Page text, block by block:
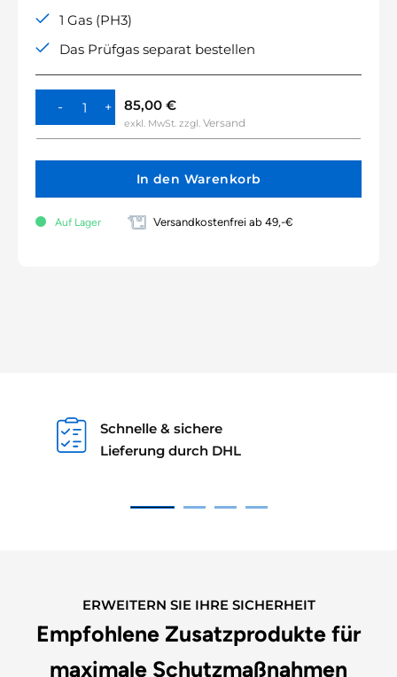
1 Gas (PH3)
Das Prüfgas separat bestellen
In den Warenkorb
85,00 €
exkl. MwSt. zzgl. Versand
Auf Lager Versandkostenfrei ab 49,-€
Schnelle & sichere
Lieferung durch DHL
ERWEITERN SIE IHRE SICHERHEIT
Empfohlene Zusatzprodukte für
maximale Schutzmaßnahmen